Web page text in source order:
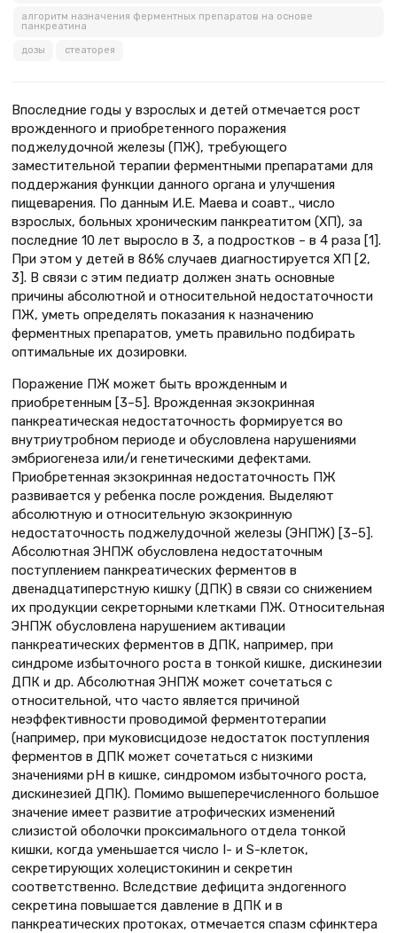
алгоритм назначения ферментных препаратов на основе
панкреатина
дозы стеаторея
Впоследние годы у взрослых и детей отмечается рост
врожденного и приобретенного поражения
поджелудочной железы (ПЖ), требующего
заместительной терапии ферментными препаратами для
поддержания функции данного органа и улучшения
пищеварения. По данным И.Е. Маева и соавт., число
взрослых, больных хроническим панкреатитом (ХП), за
последние 10 лет выросло в 3, а подростков – в 4 раза [1].
При этом у детей в 86% случаев диагностируется ХП [2,
3]. В связи с этим педиатр должен знать основные
причины абсолютной и относительной недостаточности
ПЖ, уметь определять показания к назначению
ферментных препаратов, уметь правильно подбирать
оптимальные их дозировки.
Поражение ПЖ может быть врожденным и
приобретенным [3–5]. Врожденная экзокринная
панкреатическая недостаточность формируется во
внутриутробном периоде и обусловлена нарушениями
эмбриогенеза или/и генетическими дефектами.
Приобретенная экзокринная недостаточность ПЖ
развивается у ребенка после рождения. Выделяют
абсолютную и относительную экзокринную
недостаточность поджелудочной железы (ЭНПЖ) [3–5].
Абсолютная ЭНПЖ обусловлена недостаточным
поступлением панкреатических ферментов в
двенадцатиперстную кишку (ДПК) в связи со снижением
их продукции секреторными клетками ПЖ. Относительная
ЭНПЖ обусловлена нарушением активации
панкреатических ферментов в ДПК, например, при
синдроме избыточного роста в тонкой кишке, дискинезии
ДПК и др. Абсолютная ЭНПЖ может сочетаться с
относительной, что часто является причиной
неэффективности проводимой ферментотерапии
(например, при муковисцидозе недостаток поступления
ферментов в ДПК может сочетаться с низкими
значениями рН в кишке, синдромом избыточного роста,
дискинезией ДПК). Помимо вышеперечисленного большое
значение имеет развитие атрофических изменений
слизистой оболочки проксимального отдела тонкой
кишки, когда уменьшается число I- и S-клеток,
секретирующих холецистокинин и секретин
соответственно. Вследствие дефицита эндогенного
секретина повышается давление в ДПК и в
панкреатических протоках, отмечается спазм сфинктера